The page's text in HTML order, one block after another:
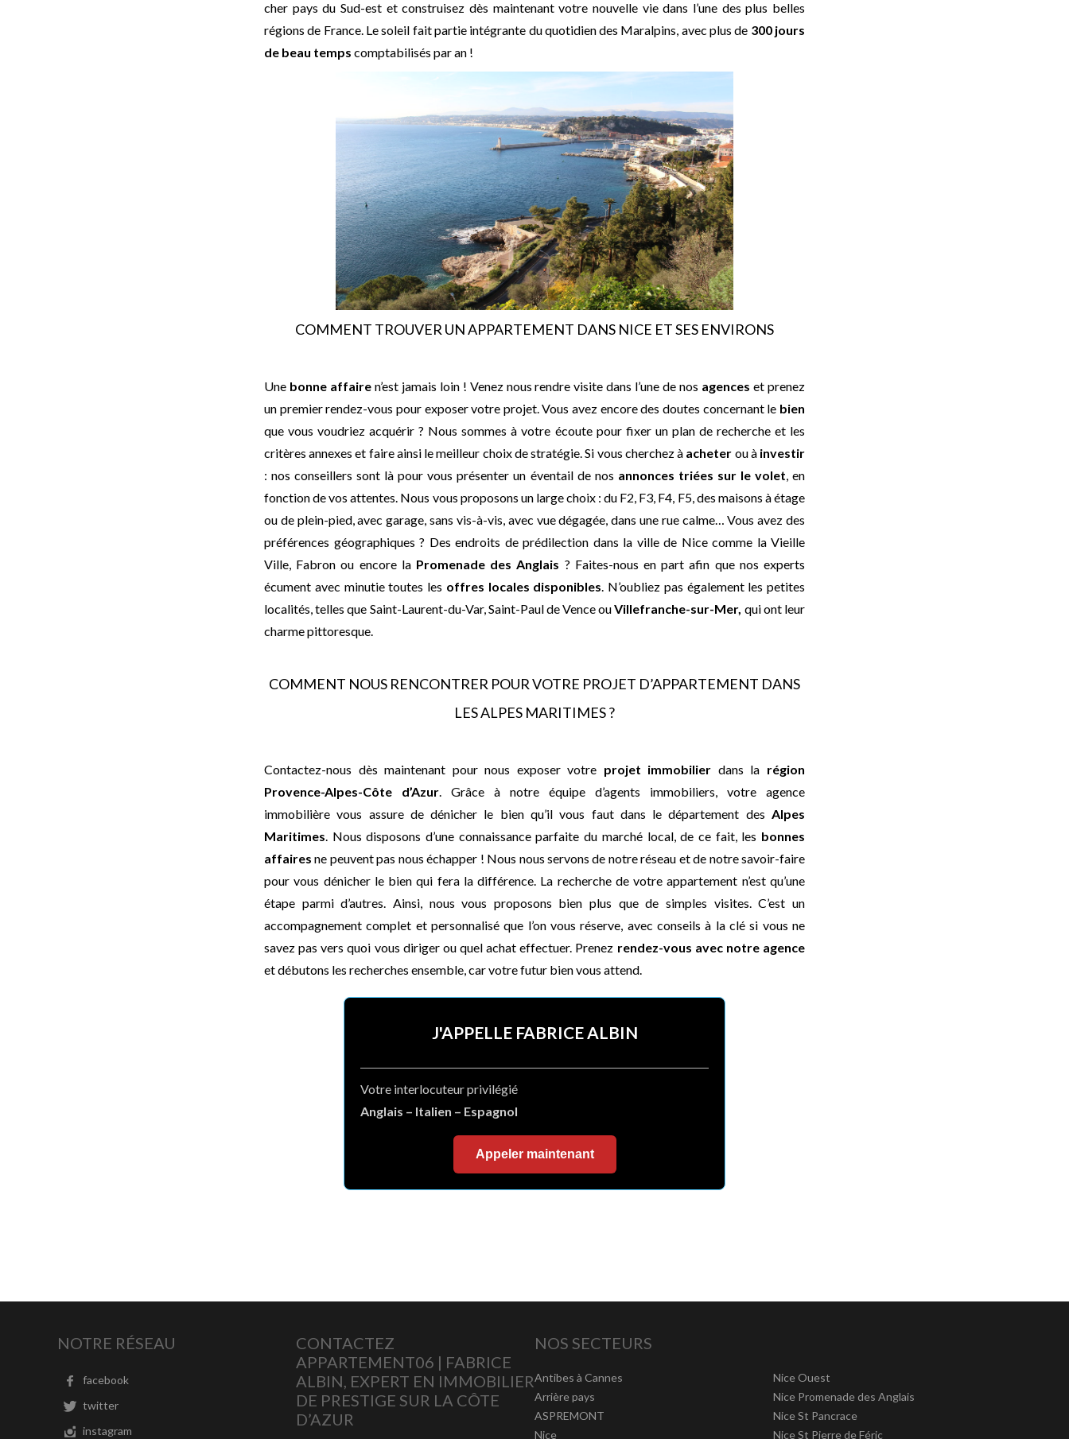
cher pays du Sud-est et construisez dès maintenant votre nouvelle vie dans l’une des plus belles
régions de France. Le soleil fait partie intégrante du quotidien des Maralpins, avec plus de 300 jours
de beau temps comptabilisés par an !
COMMENT TROUVER UN APPARTEMENT DANS NICE ET SES ENVIRONS
Une bonne affairen’est jamais loin ! Venez nous rendre visite dans l’une de nos agences et prenez
un premier rendez-vous pour exposer votre projet. Vous avez encore des doutes concernant le bien
que vous voudriez acquérir ? Nous sommes à votre écoute pour fixer un plan de recherche et les
critères annexes et faire ainsi le meilleur choix de stratégie. Si vous cherchez à acheter ou àinvestir
: nos conseillers sont là pour vous présenter un éventail de nos annonces triées sur le volet, en
fonction de vos attentes. Nous vous proposons un large choix : du F2, F3, F4, F5, des maisons à étage
ou de plein-pied, avec garage, sans vis-à-vis, avec vue dégagée, dans une rue calme… Vous avez des
préférences géographiques ? Des endroits de prédilection dans la ville de Nice comme la Vieille
Ville, Fabron ou encore la Promenade des Anglais ? Faites-nous en part afin que nos experts
écument avec minutie toutes les offres locales disponibles. N’oubliez pas également les petites
localités, telles que Saint-Laurent-du-Var, Saint-Paul de Vence ouVillefranche-sur-Mer, qui ont leur
charme pittoresque.
COMMENT NOUS RENCONTRER POUR VOTRE PROJET D’APPARTEMENT DANS
LES ALPES MARITIMES ?
Contactez-nous dès maintenant pour nous exposer votre projet immobilier dans la région
Provence-Alpes-Côte d’Azur. Grâce à notre équipe d’agents immobiliers, votre agence
immobilière vous assure de dénicher le bien qu’il vous faut dans le département des Alpes
Maritimes. Nous disposons d’une connaissance parfaite du marché local, de ce fait, les bonnes
affaires ne peuvent pas nous échapper ! Nous nous servons de notre réseau et de notre savoir-faire
pour vous dénicher le bien qui fera la différence. La recherche de votre appartement n’est qu’une
étape parmi d’autres. Ainsi, nous vous proposons bien plus que de simples visites. C’est un
accompagnement complet et personnalisé que l’on vous réserve, avec conseils à la clé si vous ne
savez pas vers quoi vous diriger ou quel achat effectuer. Prenez rendez-vous avec notre agence
et débutons les recherches ensemble, car votre futur bien vous attend.
J'APPELLE FABRICE ALBIN
Votre interlocuteur privilégié
Anglais – Italien – Espagnol
Appeler maintenant
NOTRE RÉSEAU
facebook
twitter
instagram
CONTACTEZ
APPARTEMENT06 | FABRICE
ALBIN, EXPERT EN IMMOBILIER
DE PRESTIGE SUR LA CÔTE
D’AZUR
NOS SECTEURS
Antibes à Cannes
Arrière pays
ASPREMONT
Nice
Nice Ouest
Nice Promenade des Anglais
Nice St Pancrace
Nice St Pierre de Féric